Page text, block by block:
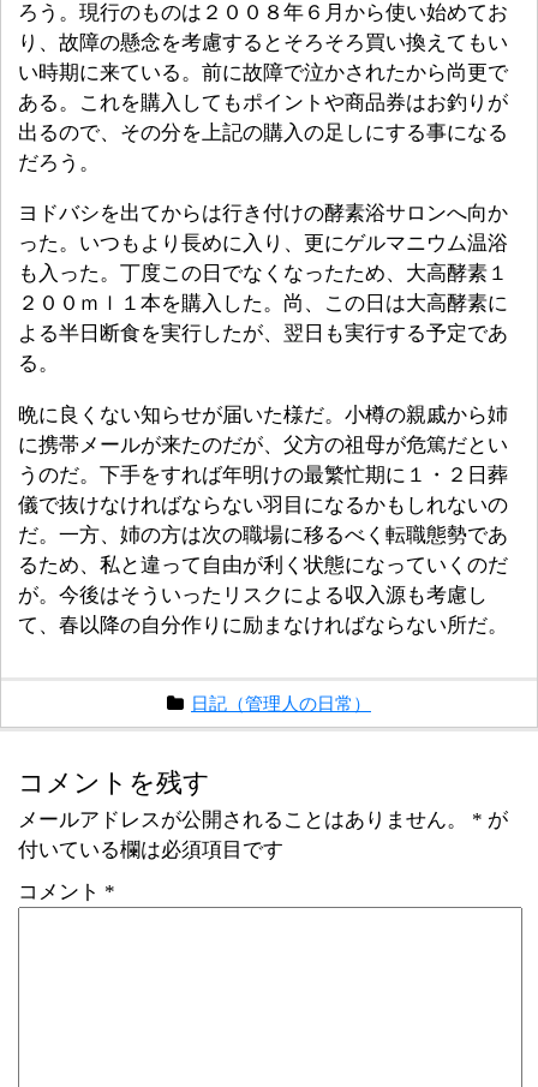
ろう。現行のものは２００８年６月から使い始めてお
り、故障の懸念を考慮するとそろそろ買い換えてもい
い時期に来ている。前に故障で泣かされたから尚更で
ある。これを購入してもポイントや商品券はお釣りが
出るので、その分を上記の購入の足しにする事になる
だろう。
ヨドバシを出てからは行き付けの酵素浴サロンへ向か
った。いつもより長めに入り、更にゲルマニウム温浴
も入った。丁度この日でなくなったため、大高酵素１
２００ｍｌ１本を購入した。尚、この日は大高酵素に
よる半日断食を実行したが、翌日も実行する予定であ
る。
晩に良くない知らせが届いた様だ。小樽の親戚から姉
に携帯メールが来たのだが、父方の祖母が危篤だとい
うのだ。下手をすれば年明けの最繁忙期に１・２日葬
儀で抜けなければならない羽目になるかもしれないの
だ。一方、姉の方は次の職場に移るべく転職態勢であ
るため、私と違って自由が利く状態になっていくのだ
が。今後はそういったリスクによる収入源も考慮し
て、春以降の自分作りに励まなければならない所だ。
日記（管理人の日常）
コメントを残す
メールアドレスが公開されることはありません。 * が
付いている欄は必須項目です
コメント *